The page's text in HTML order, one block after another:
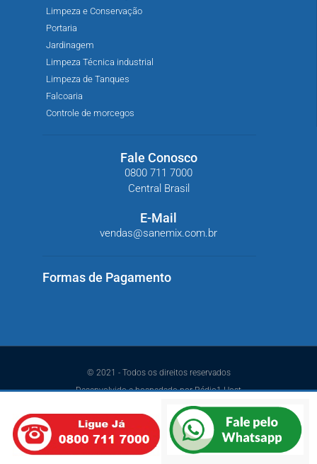
Limpeza e Conservação
Portaria
Jardinagem
Limpeza Técnica industrial
Limpeza de Tanques
Falcoaria
Controle de morcegos
Fale Conosco
0800 711 7000
Central Brasil
E-Mail
vendas@sanemix.com.br
Formas de Pagamento
© 2021 - Todos os direitos reservados
Desenvolvido e hospedado por Rádio1 Host